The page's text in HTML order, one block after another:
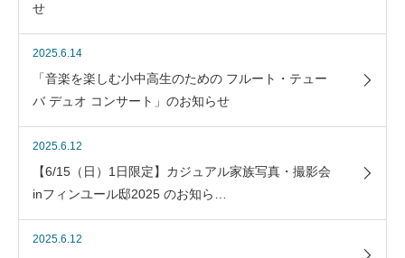
せ
2025.6.14
「音楽を楽しむ小中高生のための フルート・テュー
バ デュオ コンサート」のお知らせ
2025.6.12
【6/15（日）1日限定】カジュアル家族写真・撮影会
inフィンユール邸2025 のお知ら…
2025.6.12